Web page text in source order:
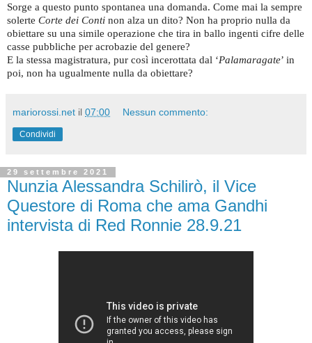
Sorge a questo punto spontanea una domanda. Come mai la sempre
solerte Corte dei Conti non alza un dito? Non ha proprio nulla da
obiettare su una simile operazione che tira in ballo ingenti cifre delle
casse pubbliche per acrobazie del genere?
E la stessa magistratura, pur così incerottata dal ‘Palamaragate’ in
poi, non ha ugualmente nulla da obiettare?
mariorossi.net il 07:00 Nessun commento:
Condividi
29 settembre 2021
Nunzia Alessandra Schilirò, il Vice
Questore di Roma che ama Gandhi
intervista di Red Ronnie 28.9.21